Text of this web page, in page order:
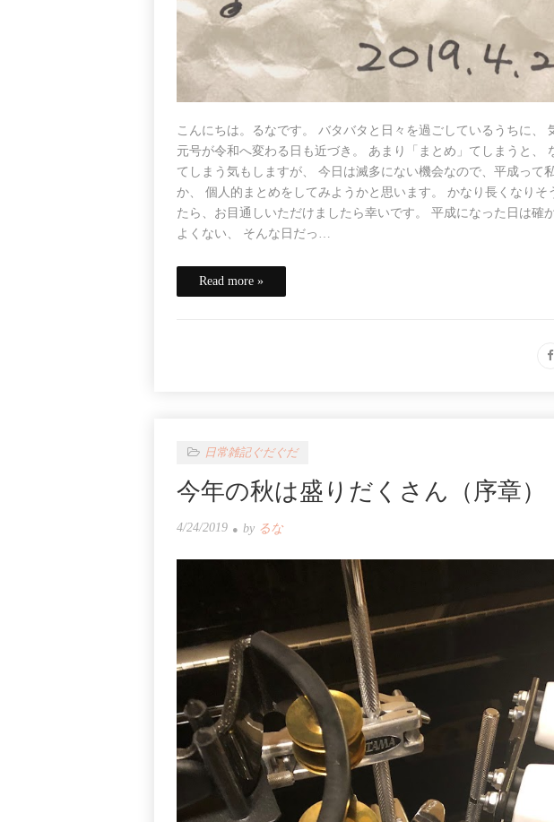
こんにちは。るなです。 バタバタと日々を過ごしているうちに、
元号が令和へ変わる日も近づき。 あまり「まとめ」てしまうと、
てしまう気もしますが、 今日は滅多にない機会なので、平成って
か、 個人的まとめをしてみようかと思います。 かなり長くなりそ
たら、お目通しいただけましたら幸いです。 平成になった日は
よくない、 そんな日だっ…
Read more »
日常雑記ぐだぐだ
今年の秋は盛りだくさん（序章）
4/24/2019 by るな